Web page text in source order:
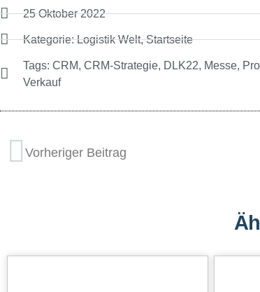
25 Oktober 2022
Kategorie:Logistik Welt,Startseite
Tags: CRM, CRM-Strategie, DLK22, Messe,
Verkauf
Vorheriger Beitrag